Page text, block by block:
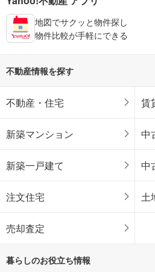
地図でサクッと物件探し
物件比較が手軽にできる
不動産情報を探す
不動産・住宅 賃
新築マンション 中
新築一戸建て 中
注文住宅 土
売却査定
暮らしのお役立ち情報